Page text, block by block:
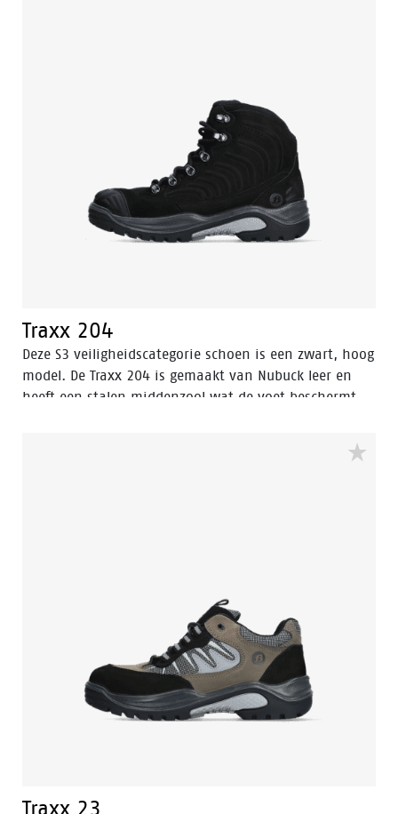
Traxx 204
Deze S3 veiligheidscategorie schoen is een zwart, hoog
model. De Traxx 204 is gemaakt van Nubuck leer en
heeft een stalen middenzool wat de voet beschermt
Traxx 23